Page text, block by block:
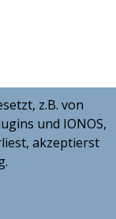
z.B. von
und IONOS,
akzeptierst